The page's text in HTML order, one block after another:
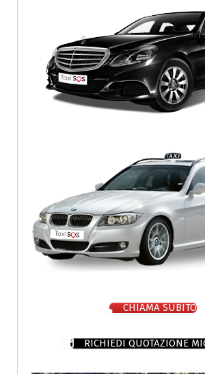
CHIAMA SUBITO
RICHIEDI QUOTAZIONE